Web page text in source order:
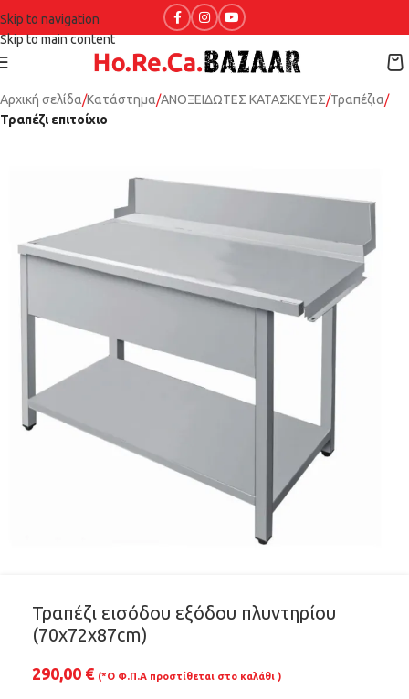
Skip to navigation
Skip to main content
Αρχική σελίδα Κατάστημα ΑΝΟΞΕΙΔΩΤΕΣ ΚΑΤΑΣΚΕΥΕΣ Τραπέζια
Τραπέζι επιτοίχιο
Τραπέζι εισόδου εξόδου πλυντηρίου
(70x72x87cm)
290,00 € (*Ο Φ.Π.Α προστίθεται στο καλάθι )